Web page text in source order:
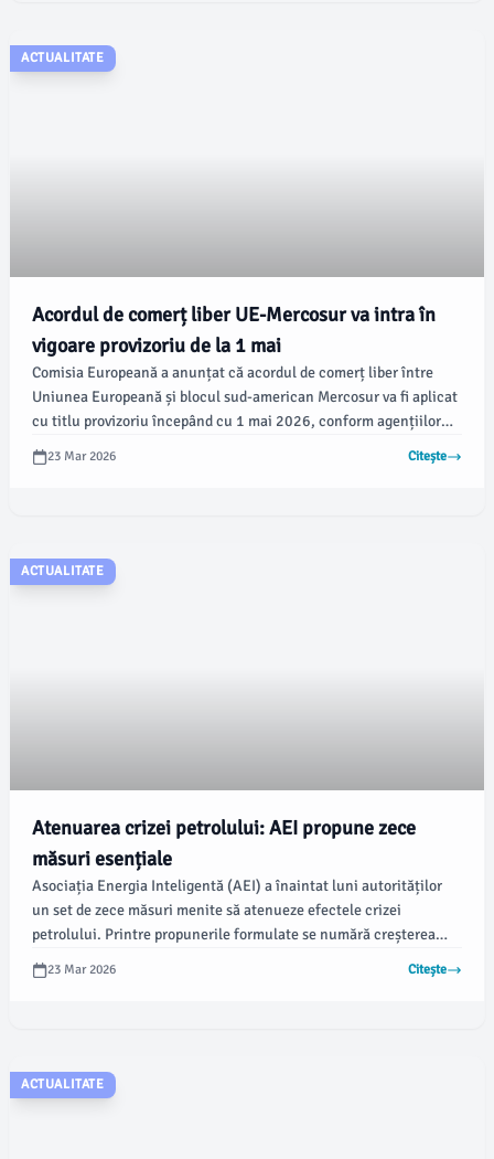
ACTUALITATE
Acordul de comerț liber UE-Mercosur va intra în
vigoare provizoriu de la 1 mai
Comisia Europeană a anunțat că acordul de comerț liber între
Uniunea Europeană și blocul sud-american Mercosur va fi aplicat
cu titlu provizoriu începând cu 1 mai 2026, conform agențiilor
AFP și Reuters. Această decizie survine în contextul în care
Parlamentul European a sesizat justiția pentru a verifica
23 Mar 2026 Citește
ACTUALITATE
Atenuarea crizei petrolului: AEI propune zece
măsuri esențiale
Asociația Energia Inteligentă (AEI) a înaintat luni autorităților
un set de zece măsuri menite să atenueze efectele crizei
petrolului. Printre propunerile formulate se numără creșterea
compensării pentru sectoare afectate, vouchere pentru
gospodăriile vulnerabile, reducerea accizei și accelerarea
23 Mar 2026 Citește
ACTUALITATE